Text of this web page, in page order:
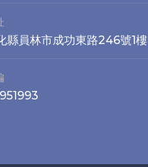
縣員林市成功東路246號1樓